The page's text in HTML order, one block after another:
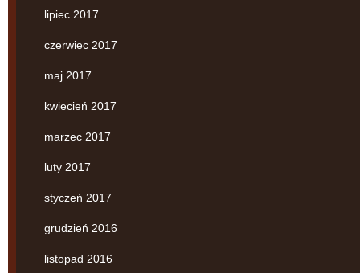
lipiec 2017
czerwiec 2017
maj 2017
kwiecień 2017
marzec 2017
luty 2017
styczeń 2017
grudzień 2016
listopad 2016